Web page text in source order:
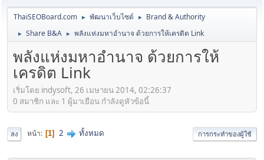
ThaiSEOBoard.com ► พัฒนาเว็บไซต์ ► Brand & Authority
► Share B&A ► พลังแห่งมหาอำนาจ ด้วยการให้เครดิต Link
พลังแห่งมหาอำนาจ ด้วยการให้
เครดิต Link
เริ่มโดย indysoft, 26 เมษายน 2014, 02:26:37
0 สมาชิก และ 1 ผู้มาเยือน กำลังดูหัวข้อนี้
ลง หน้า 1 2 ทั้งหมด การกระทำของผู้ใช้